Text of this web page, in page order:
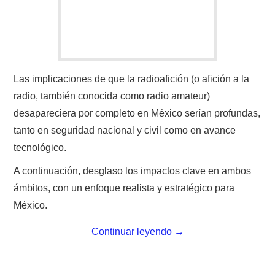
Las implicaciones de que la radioafición (o afición a la
radio, también conocida como radio amateur)
desapareciera por completo en México serían profundas,
tanto en seguridad nacional y civil como en avance
tecnológico.
A continuación, desglaso los impactos clave en ambos
ámbitos, con un enfoque realista y estratégico para
México.
Continuar leyendo →